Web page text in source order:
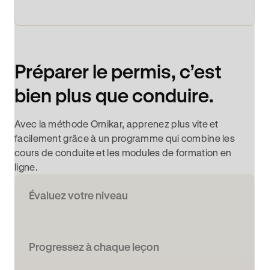
Préparer le permis, c’est
bien plus que conduire.
Avec la méthode Ornikar, apprenez plus vite et
facilement grâce à un programme qui combine les
cours de conduite et les modules de formation en
ligne.
Évaluez votre niveau
Progressez à chaque leçon